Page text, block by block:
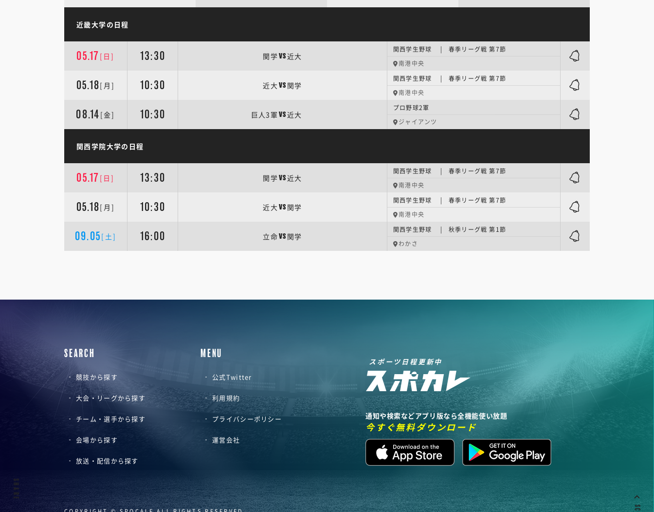
近畿大学の日程
05.17 [日] 13:30 関学 VS近大
関西学生野球 | 春季リーグ戦 第7節
南港中央
05.18[月] 10:30 近大 VS 関学
関西学生野球 | 春季リーグ戦 第7節
南港中央
08.14 [金] 10:30 巨人3軍VS近大
プロ野球2軍
ジャイアンツ
関西学院大学の日程
05.17 [日] 13:30 関学 VS近大
関西学生野球 | 春季リーグ戦 第7節
南港中央
05.18[月] 10:30 近大 VS 関学
関西学生野球 | 春季リーグ戦 第7節
南港中央
09.05 [土] 16:00 立命VS 関学
関西学生野球 | 秋季リーグ戦 第1節
わかさ
SEARCH
競技から探す
大会・リーグから探す
チーム・選手から探す
会場から探す
放送・配信から探す
MENU
公式Twitter
利用規約
プライバシーポリシー
運営会社
スポーツ日程更新中
通知や検索などアプリ版なら全機能使い放題
今すぐ無料ダウンロード
SHARE